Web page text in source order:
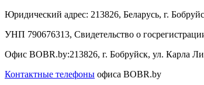
Юридический адрес: 213826, Беларусь, г.
УНП 790676313, Свидетельство о
Офис BOBR.by:213826, г. Бобруйск, ул. Карла
Контактные телефоны офиса BOBR.by